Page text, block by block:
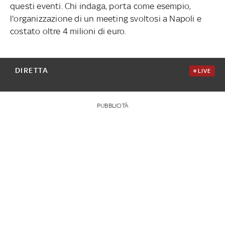
questi eventi. Chi indaga, porta come esempio,
l'organizzazione di un meeting svoltosi a Napoli e
costato oltre 4 milioni di euro.
DIRETTA LIVE
PUBBLICITÀ